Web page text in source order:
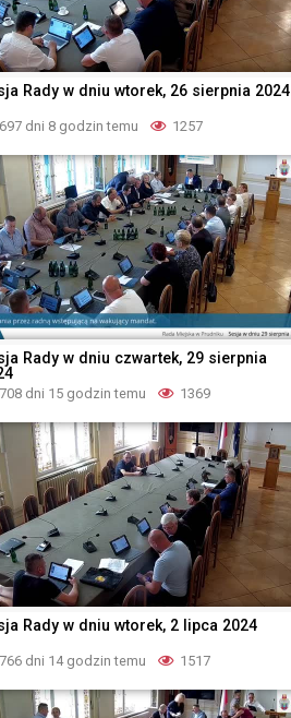
Rady w dniu wtorek, 26 sierpnia 2024
697 dni 8 godzin temu 1257
Rady w dniu czwartek, 29 sierpnia
708 dni 15 godzin temu 1369
Rady w dniu wtorek, 2 lipca 2024
766 dni 14 godzin temu 1517